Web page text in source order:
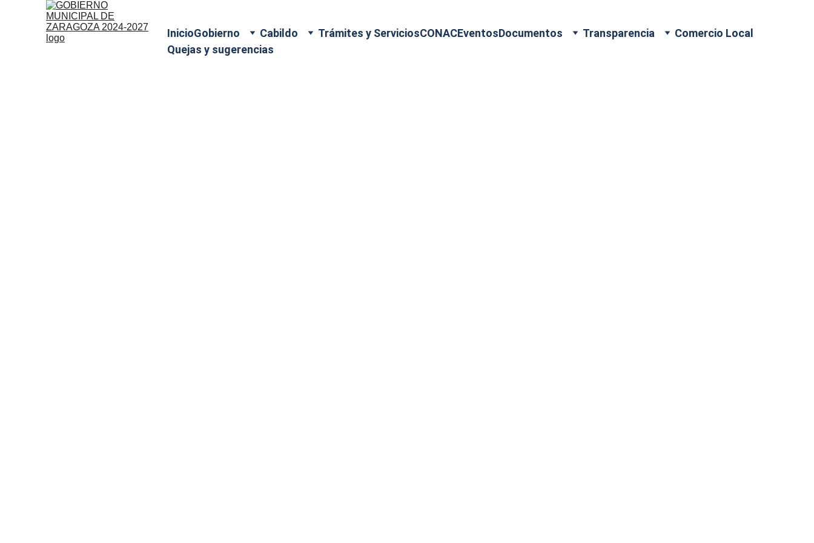
InicioGobierno Cabildo Trámites y ServiciosCONACEventosDocumentos Transparencia
Comercio Local
Quejas y sugerencias